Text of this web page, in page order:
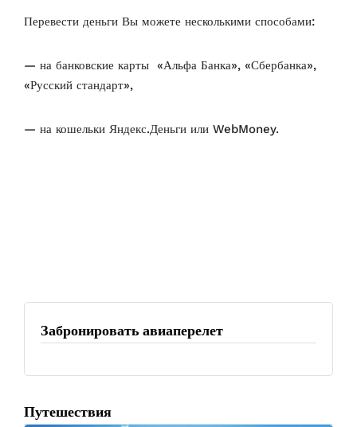
Перевести деньги Вы можете несколькими способами:
— на банковские карты «Альфа Банка», «Сбербанка»,
«Русский стандарт»,
— на кошельки Яндекс.Деньги или WebMoney.
Забронировать авиаперелет
Путешествия